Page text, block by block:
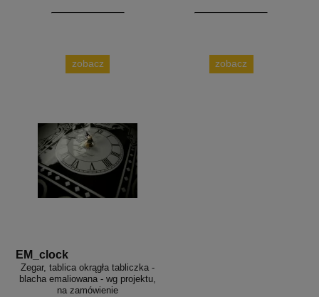
zobacz zobacz
EM_clock
Zegar, tablica okrągła tabliczka -
blacha emaliowana - wg projektu,
na zamówienie